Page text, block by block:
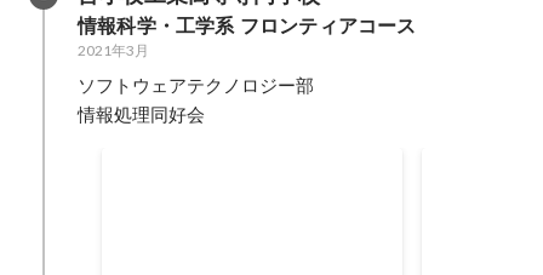
情報科学・工学系 フロンティアコース
2021年3月
ソフトウェアテクノロジー部
情報処理同好会